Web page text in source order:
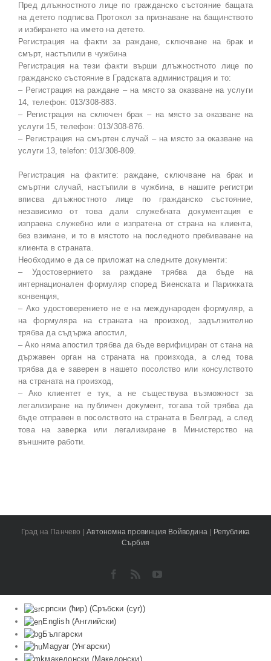
Пред длъжностното лице по гражданско състояние бащата
на детето подписва Протокол за признаване на бащинството
и избирането на името на детето.
Регистрация на факти за раждане, сключване на брак и
смърт, настъпили в чужбина
Регистрация на тези факти върши длъжностното лице по
гражданско състояние в Градската администрация и то:
– Регистрация на раждане – на място за оказване на услуги
14, телефон: 013/308-883.
– Регистрация на сключен брак – на място за оказване на
услуги 15, телефон: 013/308-876.
– Регистрация на смъртен случай – на място за оказване на
услуги 13, telefon: 013/308-809.
Регистрация на фактите: раждане, сключване на брак и
смъртни случай, настъпили в чужбина, в нашите регистри
вписва длъжностното лице по гражданско състояние,
независимо от това дали служебната документация е
изпраена служебно или е изпратена от страна на клиента,
без взимане, и то в мястото на последното пребиваване на
клиента в страната.
Необходимо е да се приложат на следните документи:
– Удостовернието за раждане трябва да бъде на
интернационален формуляр според Виенската и Парижката
конвенция,
– Ако удостоверението не е на международен формуляр, а
на формуляра на страната на произход, задължително
трябва да съдържа апостил,
– Ако няма апостил трябва да бъде верифициран от стана на
държавен орган на страната на произхода, а след това
трябва да е заверен в нашето посолство или консулството
на страната на произход,
– Ако клиентет е тук, а не съществува възможност за
легализиране на публичен документ, тогава той трябва да
бъде отправен в посолството на страната в Белград, а след
това на заверка или легализиране в Министерство на
външните работи.
Град на Панчево |Автономна провинция Войводина
Република
Сърбия
Facebook
Rss YouTube
српски (ћир)(Сръбски (cyr))
English(Английски)
Български
Magyar (Унгарски)
македонски (Македонски)